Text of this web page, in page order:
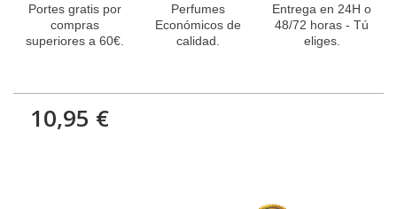
Portes gratis por
compras
superiores a 60€.
Perfumes
Económicos de
calidad.
Entrega en 24H o
48/72 horas - Tú
eliges.
10,95 €